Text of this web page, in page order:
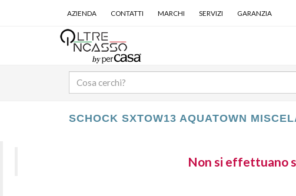
AZIENDA CONTATTI MARCHI SERVIZI GARANZIA
SCHOCK SXTOW13 AQUATOWN
Non si effettuano